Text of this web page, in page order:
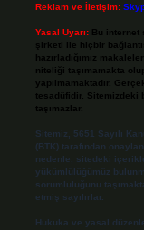
Reklam ve İletişim:
Yasal Uyarı: Bu internet
şirketi ile hiçbir
hazırladığımız
niteliği taşımamakta
yapılmamaktadır.
tesadüfidir.
taşımazlar.
Sitemiz, 5651 Sayılı
(BTK) tarafından
nedenle, sitedeki
yükümlülüğümüz
sorumluluğunu
etmiş sayılırlar.
Hukuka ve yasal